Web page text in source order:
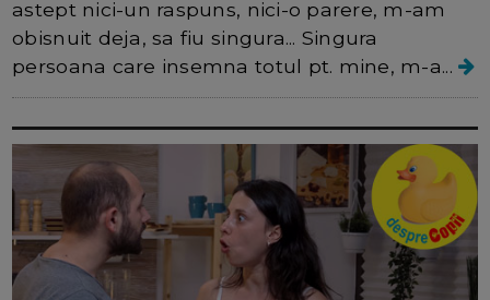
astept nici-un raspuns, nici-o parere, m-am
obisnuit deja, sa fiu singura... Singura
persoana care insemna totul pt. mine, m-a...